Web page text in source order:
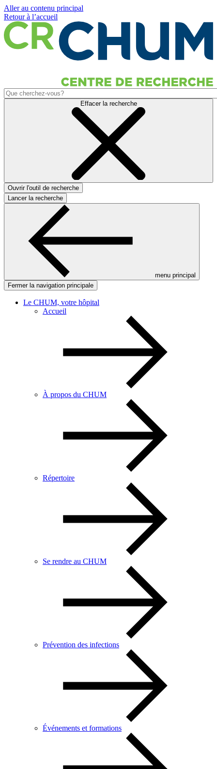
Aller au contenu principal
Retour à l’accueil
Effacer la recherche
Ouvrir l'outil de recherche
Lancer la recherche
menu principal
Fermer la navigation principale
Le CHUM, votre hôpital
Accueil
À propos du CHUM
Répertoire
Se rendre au CHUM
Prévention des infections
Événements et formations